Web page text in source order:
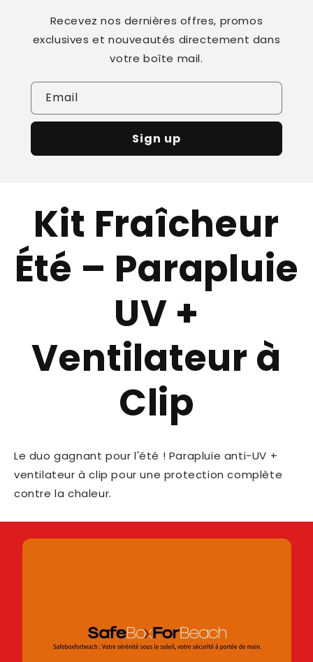
Recevez nos dernières offres, promos
exclusives et nouveautés directement dans
votre boîte mail.
Email
Sign up
Kit Fraîcheur
Été – Parapluie
UV +
Ventilateur à
Clip
Le duo gagnant pour l'été ! Parapluie anti-UV +
ventilateur à clip pour une protection complète
contre la chaleur.